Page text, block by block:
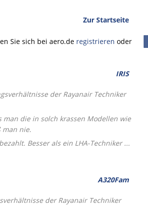
Zur Startseite
Sie sich bei aero.de registrieren oder
IRIS
der Rayanair Techniker
die in solch krassen Modellen wie
man nie.
Besser als ein LHA-Techniker ...
A320Fam
der Rayanair Techniker